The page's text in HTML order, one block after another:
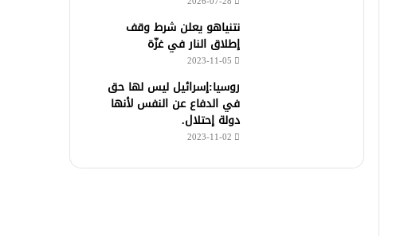
نتنياهو يعلن شرط وقف
إطلاق النار في غزّة
2023-11-05
روسيا:إسرائيل ليس لها حق
في الدفاع عن النفس لأنها
دولة إحتلال.
2023-11-02